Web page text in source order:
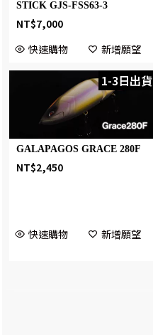
STICK GJS-FSS63-3
NT$7,000
快速購物
新增願望
1-3日出貨
GALAPAGOS GRACE 280F
NT$2,450
快速購物 新增願望